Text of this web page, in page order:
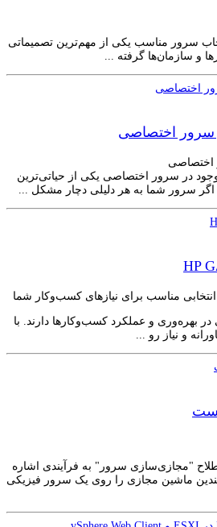
سرور مناسب یکی از مهم‌ترین تصمیماتی
و سازمان‌ها گرفته ...
سرور اختصاصی
اختصاصی
در سرور اختصاصی یکی از حیاتی‌ترین
سرور شما به هر دلیلی دچار مشکل ...
بهره‌وری و عملکرد کسب‌وکارها دارند. با
و نیاز رو ...
"مجازی‌سازی سرور" به فرآیندی اشاره
ماشین مجازی را روی یک سرور فیزیکی